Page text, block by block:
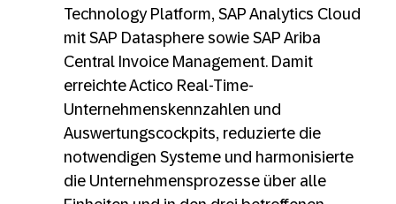
Technology Platform, SAP Analytics Cloud
mit SAP Datasphere sowie SAP Ariba
Central Invoice Management. Damit
erreichte Actico Real-Time-
Unternehmenskennzahlen und
Auswertungscockpits, reduzierte die
notwendigen Systeme und harmonisierte
die Unternehmensprozesse über alle